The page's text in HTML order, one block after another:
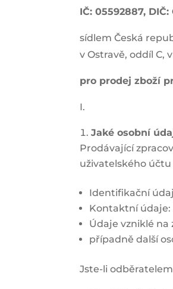
IČ: 05592887,
sídlem Česká
v Ostravě, oddíl C,
pro prodej zboží
I.
Jaké osobní
Prodávající
uživatelského
Identifikační
Kontaktní údaje:
Údaje vzniklé
případně další
Jste-li